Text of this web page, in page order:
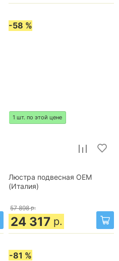
-58 %
1 шт. по этой цене
Люстра подвесная OEM
(Италия)
57 898 р.
24 317 р.
-81 %